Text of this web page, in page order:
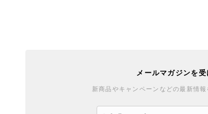
メールマガジンを受
新商品やキャンペーンなどの最新情報